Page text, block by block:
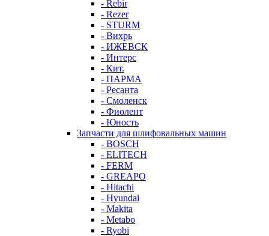
- Rebir
- Rezer
- STURM
- Вихрь
- ИЖЕВСК
- Интерс
- Кит.
- ПАРМА
- Ресанта
- Смоленск
- Фиолент
- Юность
Запчасти для шлифовальных машин
- BOSCH
- ELITECH
- FERM
- GREAPO
- Hitachi
- Hyundai
- Makita
- Metabo
- Ryobi